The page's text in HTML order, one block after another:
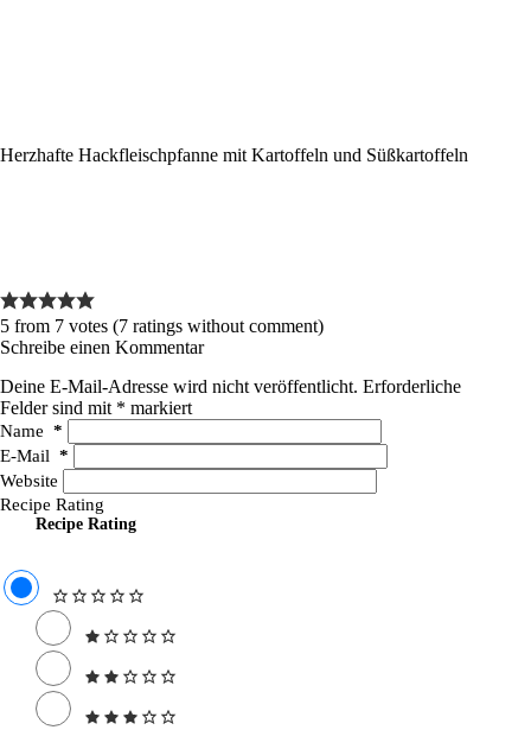
Herzhafte Hackfleischpfanne mit Kartoffeln und Süßkartoffeln
5 from 7 votes (7 ratings without comment)
Schreibe einen Kommentar
Deine E-Mail-Adresse wird nicht veröffentlicht. Erforderliche
Felder sind mit * markiert
Name *
E-Mail *
Website
Recipe Rating
Recipe Rating